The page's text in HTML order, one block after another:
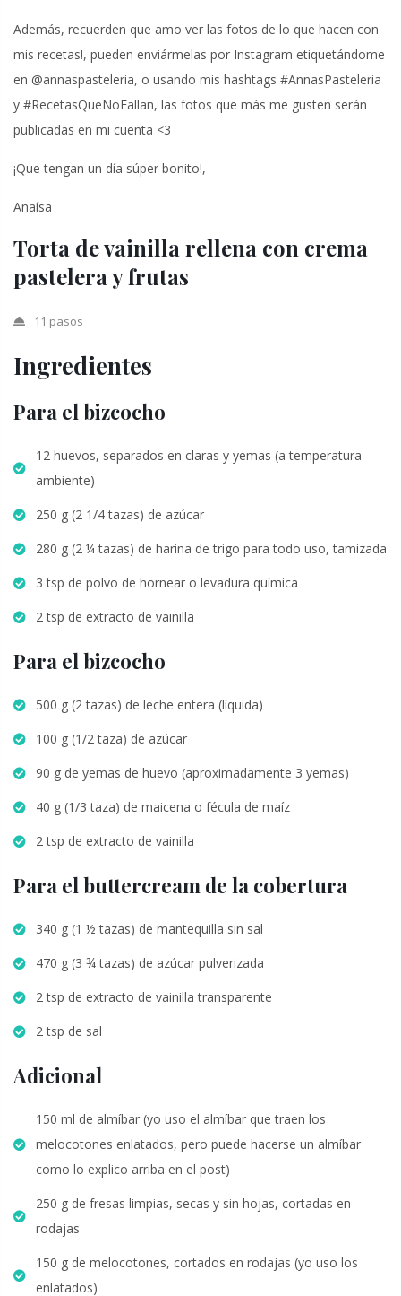
Además, recuerden que amo ver las fotos de lo que hacen con
mis recetas!, pueden enviármelas por Instagram etiquetándome
en @annaspasteleria, o usando mis hashtags #AnnasPasteleria
y #RecetasQueNoFallan, las fotos que más me gusten serán
publicadas en mi cuenta <3
¡Que tengan un día súper bonito!,
Anaísa
Torta de vainilla rellena con crema
pastelera y frutas
11 pasos
Ingredientes
Para el bizcocho
12 huevos, separados en claras y yemas (a temperatura
ambiente)
250 g (2 1/4 tazas) de azúcar
280 g (2 ¼ tazas) de harina de trigo para todo uso, tamizada
3 tsp de polvo de hornear o levadura química
2 tsp de extracto de vainilla
Para el bizcocho
500 g (2 tazas) de leche entera (líquida)
100 g (1/2 taza) de azúcar
90 g de yemas de huevo (aproximadamente 3 yemas)
40 g (1/3 taza) de maicena o fécula de maíz
2 tsp de extracto de vainilla
Para el buttercream de la cobertura
340 g (1 ½ tazas) de mantequilla sin sal
470 g (3 ¾ tazas) de azúcar pulverizada
2 tsp de extracto de vainilla transparente
2 tsp de sal
Adicional
150 ml de almíbar (yo uso el almíbar que traen los
melocotones enlatados, pero puede hacerse un almíbar
como lo explico arriba en el post)
250 g de fresas limpias, secas y sin hojas, cortadas en
rodajas
150 g de melocotones, cortados en rodajas (yo uso los
enlatados)